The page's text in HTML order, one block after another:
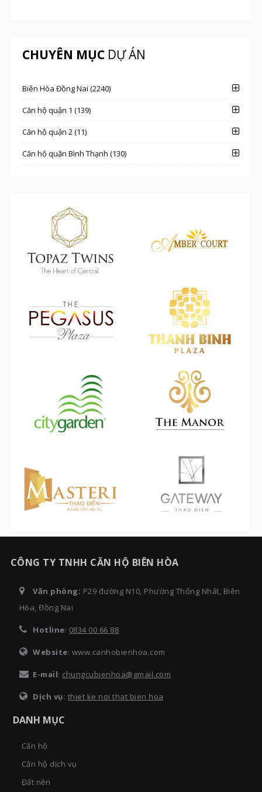
CHUYÊN MỤCDỰ ÁN
Biên Hòa Đồng Nai (2240)
Căn hộ quận 1 (139)
Căn hộ quận 2 (11)
Căn hộ quận Bình Thạnh (130)
CÔNG TY TNHH CĂN HỘ BIÊN HÒA
Văn phòng: P29 đường N10, Phường Thống Nhất, Biên
Hòa, Đồng Nai
Hotline: 0834 00 66 88
Website: www.canhobienhoa.com
E-mail: chungcubienhoa@gmail.com
Dịch vụ: thiet ke noi that bien hoa
DANH MỤC
Căn hộ
Căn hộ dịch vụ
Đất nền